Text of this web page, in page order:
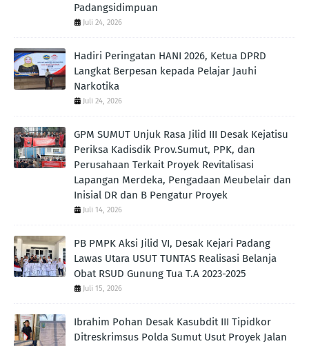
Padangsidimpuan
Juli 24, 2026
Hadiri Peringatan HANI 2026, Ketua DPRD
Langkat Berpesan kepada Pelajar Jauhi
Narkotika
Juli 24, 2026
GPM SUMUT Unjuk Rasa Jilid III Desak Kejatisu
Periksa Kadisdik Prov.Sumut, PPK, dan
Perusahaan Terkait Proyek Revitalisasi
Lapangan Merdeka, Pengadaan Meubelair dan
Inisial DR dan B Pengatur Proyek
Juli 14, 2026
PB PMPK Aksi Jilid VI, Desak Kejari Padang
Lawas Utara USUT TUNTAS Realisasi Belanja
Obat RSUD Gunung Tua T.A 2023-2025
Juli 15, 2026
Ibrahim Pohan Desak Kasubdit III Tipidkor
Ditreskrimsus Polda Sumut Usut Proyek Jalan